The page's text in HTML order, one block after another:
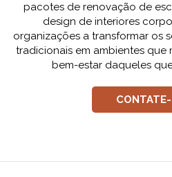
pacotes de renovação de
design de interiores
organizações a transformar os
tradicionais em ambientes
bem-estar daqueles